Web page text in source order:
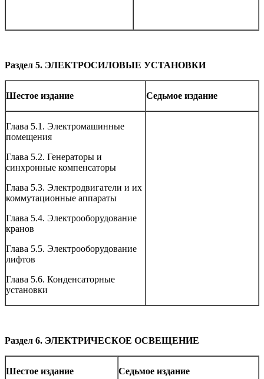
Раздел 5. ЭЛЕКТРОСИЛОВЫЕ УСТАНОВКИ
Шестое издание Седьмое издание
Глава 5.1. Электромашинные
помещения
Глава 5.2. Генераторы и
синхронные компенсаторы
Глава 5.3. Электродвигатели и их
коммутационные аппараты
Глава 5.4. Электрооборудование
кранов
Глава 5.5. Электрооборудование
лифтов
Глава 5.6. Конденсаторные
установки
Раздел 6. ЭЛЕКТРИЧЕСКОЕ ОСВЕЩЕНИЕ
Шестое издание Седьмое издание